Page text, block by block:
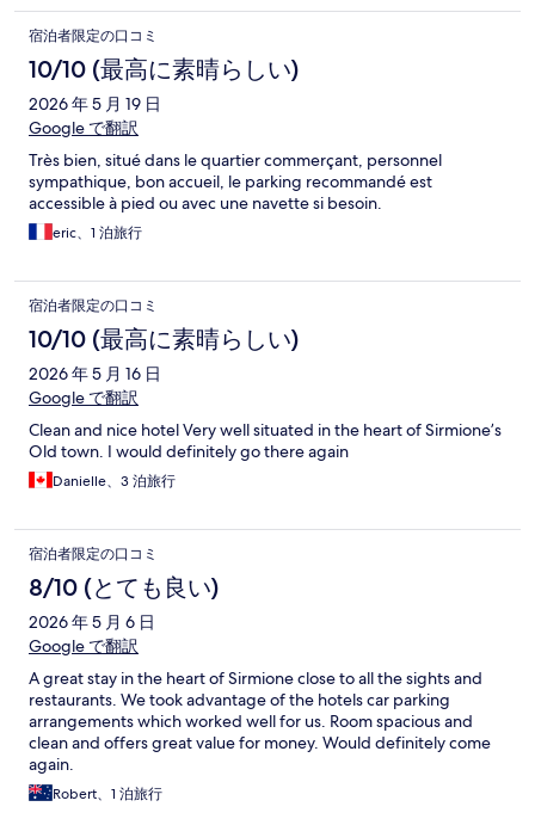
宿泊者限定の口コミ
10/10 (最高に素晴らしい)
2026 年 5 月 19 日
Google で翻訳
Très bien, situé dans le quartier commerçant, personnel
sympathique, bon accueil, le parking recommandé est
accessible à pied ou avec une navette si besoin.
eric、1 泊旅行
宿泊者限定の口コミ
10/10 (最高に素晴らしい)
2026 年 5 月 16 日
Google で翻訳
Clean and nice hotel Very well situated in the heart of Sirmione’s
Old town. I would definitely go there again
Danielle、3 泊旅行
宿泊者限定の口コミ
8/10 (とても良い)
2026 年 5 月 6 日
Google で翻訳
A great stay in the heart of Sirmione close to all the sights and
restaurants. We took advantage of the hotels car parking
arrangements which worked well for us. Room spacious and
clean and offers great value for money. Would definitely come
again.
Robert、1 泊旅行